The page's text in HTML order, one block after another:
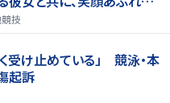
」
技
受け止めている」 競泳・本
起訴